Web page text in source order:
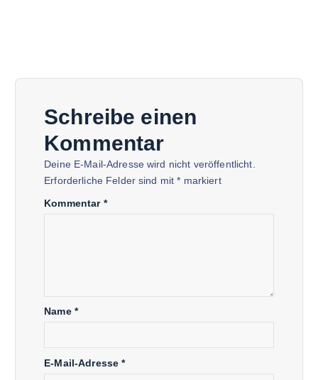
Schreibe einen
Kommentar
Deine E-Mail-Adresse wird nicht veröffentlicht.
Erforderliche Felder sind mit* markiert
Kommentar *
Name *
E-Mail-Adresse*